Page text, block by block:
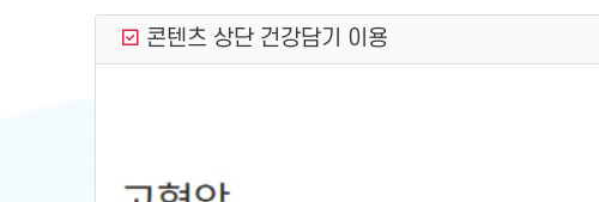
콘텐츠 상단 건강담기 이용